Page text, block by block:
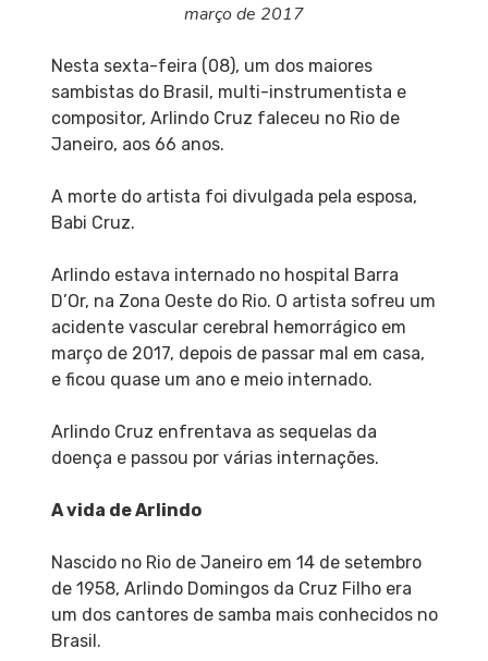
março de 2017
Nesta sexta-feira (08), um dos maiores
sambistas do Brasil, multi-instrumentista e
compositor, Arlindo Cruz faleceu no Rio de
Janeiro, aos 66 anos.
A morte do artista foi divulgada pela esposa,
Babi Cruz.
Arlindo estava internado no hospital Barra
D’Or, na Zona Oeste do Rio. O artista sofreu um
acidente vascular cerebral hemorrágico em
março de 2017, depois de passar mal em casa,
e ficou quase um ano e meio internado.
Arlindo Cruz enfrentava as sequelas da
doença e passou por várias internações.
A vida de Arlindo
Nascido no Rio de Janeiro em 14 de setembro
de 1958, Arlindo Domingos da Cruz Filho era
um dos cantores de samba mais conhecidos no
Brasil.